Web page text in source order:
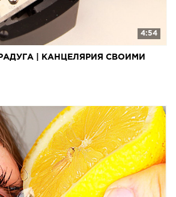
4:54
| КАНЦЕЛЯРИЯ СВОИМИ